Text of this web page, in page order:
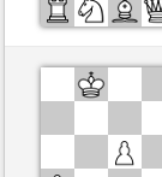
Zwart
Speelduur: 5